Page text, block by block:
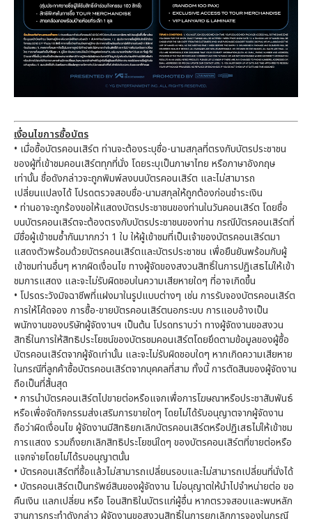
เงื่อนไขการซื้อบัตร
• เมื่อซื้อบัตรคอนเสิร์ต ท่านจะต้องระบุชื่อ-นามสกุลที่ตรงกับบัตรประชาชน
ของผู้ที่เข้าชมคอนเสิร์ตทุกที่นั่ง โดยระบุเป็นภาษาไทย หรือภาษาอังกฤษ
เท่านั้น ชื่อดังกล่าวจะถูกพิมพ์ลงบนบัตรคอนเสิร์ต และไม่สามารถ
เปลี่ยนแปลงได้ โปรดตรวจสอบชื่อ-นามสกุลให้ถูกต้องก่อนชำระเงิน
• ท่านอาจะถูกร้องขอให้แสดงบัตรประชาชนของท่านในวันคอนเสิร์ต โดยชื่อ
บนบัตรคอนเสิร์ตจะต้องตรงกับบัตรประชาชนของท่าน กรณีบัตรคอนเสิร์ตที่
มีชื่อผู้เข้าชมซ้ำกันมากกว่า 1 ใบ ให้ผู้เข้าชมที่เป็นเจ้าของบัตรคอนเสิร์ตมา
แสดงตัวพร้อมด้วยบัตรคอนเสิร์ตและบัตรประชาชน เพื่อยืนยันพร้อมกับผู้
เข้าชมท่านอื่นๆ หากผิดเงื่อนไข ทางผู้จัดของสงวนสิทธิ์ในการปฏิเสธไม่ให้เข้า
ชมการแสดง และจะไม่รับผิดชอบในความเสียหายใดๆ ที่อาจเกิดขึ้น
• โปรดระวังมิจฉาชีพที่แฝงมาในรูปแบบต่างๆ เช่น การรับจองบัตรคอนเสิร์ต
การให้โค้ดจอง การซื้อ-ขายบัตรคอนเสิร์ตนอกระบบ การแอบอ้างเป็น
พนักงานของบริษัทผู้จัดงานฯ เป็นต้น โปรดทราบว่า ทางผู้จัดงานขอสงวน
สิทธิ์ในการให้สิทธิประโยชน์ของบัตรชมคอนเสิร์ตโดยยึดตามข้อมูลของผู้ซื้อ
บัตรคอนเสิร์ตจากผู้จัดเท่านั้น และจะไม่รับผิดชอบใดๆ หากเกิดความเสียหาย
ในกรณีที่ลูกค้าซื้อบัตรคอนเสิร์ตจากบุคคลที่สาม ทั้งนี้ การตัดสินของผู้จัดงาน
ถือเป็นที่สิ้นสุด
• การนำบัตรคอนเสิร์ตไปขายต่อหรือแจกเพื่อการโฆษณาหรือประชาสัมพันธ์
หรือเพื่อจัดกิจกรรมส่งเสริมการขายใดๆ โดยไม่ได้รับอนุญาตจากผู้จัดงาน
ถือว่าผิดเงื่อนไข ผู้จัดงานมีสิทธิยกเลิกบัตรคอนเสิร์ตหรือปฏิเสธไม่ให้เข้าชม
การแสดง รวมถึงยกเลิกสิทธิประโยชน์ใดๆ ของบัตรคอนเสิร์ตที่ขายต่อหรือ
แจกจ่ายโดยไม่ได้รบอนุญาตนั้น
• บัตรคอนเสิร์ตที่ซื้อแล้วไม่สามารถเปลี่ยนรอบและไม่สามารถเปลี่ยนที่นั่งได้
• บัตรคอนเสิร์ตเป็นทรัพย์สินของผู้จัดงาน ไม่อนุญาตให้นำไปจำหน่ายต่อ ขอ
คืนเงิน แลกเปลี่ยน หรือ โอนสิทธิในบัตรแก่ผู้อื่น หากตรวจสอบและพบหลัก
ฐานการกระทำดังกล่าว ผู้จัดงานขอสงวนสิทธิ์ในการยกเลิกการจองในกรณี